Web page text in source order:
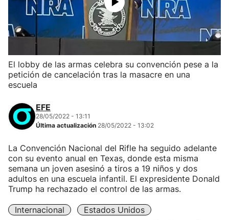
El lobby de las armas celebra su convención pese a la
petición de cancelación tras la masacre en una
escuela
EFE
28/05/2022 - 13:11
Última actualización 28/05/2022 - 13:02
La Convención Nacional del Rifle ha seguido adelante
con su evento anual en Texas, donde esta misma
semana un joven asesinó a tiros a 19 niños y dos
adultos en una escuela infantil. El expresidente Donald
Trump ha rechazado el control de las armas.
Internacional
Estados Unidos